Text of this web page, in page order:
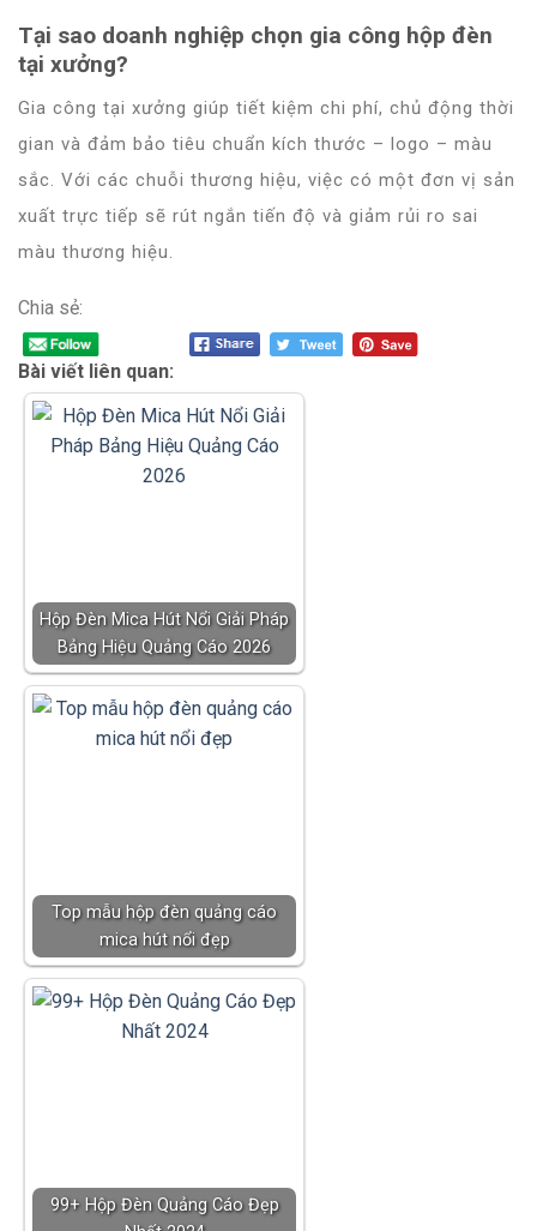
Tại sao doanh nghiệp chọn gia công hộp đèn
tại xưởng?
Gia công tại xưởng giúp tiết kiệm chi phí, chủ động thời
gian và đảm bảo tiêu chuẩn kích thước – logo – màu
sắc. Với các chuỗi thương hiệu, việc có một đơn vị sản
xuất trực tiếp sẽ rút ngắn tiến độ và giảm rủi ro sai
màu thương hiệu.
Chia sẻ:
Bài viết liên quan:
Hộp Đèn Mica Hút Nổi Giải Pháp
Bảng Hiệu Quảng Cáo 2026
Top mẫu hộp đèn quảng cáo
mica hút nổi đẹp
99+ Hộp Đèn Quảng Cáo Đẹp